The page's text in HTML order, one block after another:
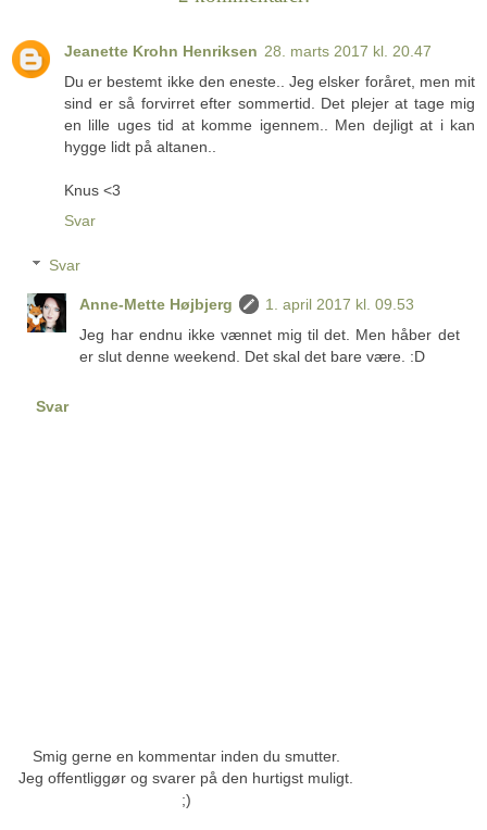
Jeanette Krohn Henriksen 28. marts 2017 kl. 20.47
Du er bestemt ikke den eneste.. Jeg elsker foråret, men mit
sind er så forvirret efter sommertid. Det plejer at tage mig
en lille uges tid at komme igennem.. Men dejligt at i kan
hygge lidt på altanen..
Knus <3
Svar
Svar
Anne-Mette Højbjerg
1. april 2017 kl. 09.53
Jeg har endnu ikke vænnet mig til det. Men håber det
er slut denne weekend. Det skal det bare være. :D
Svar
Smig gerne en kommentar inden du smutter.
Jeg offentliggør og svarer på den hurtigst muligt.
;)